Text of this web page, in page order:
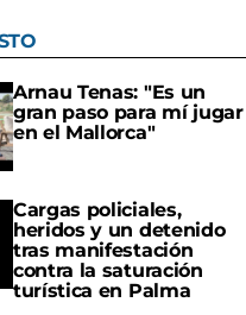
Arnau Tenas: "Es un
gran paso para mí jugar
en el Mallorca"
Cargas policiales,
heridos y un detenido
tras manifestación
contra la saturación
turística en Palma